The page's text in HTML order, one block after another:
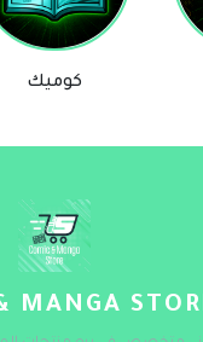
كوميك
MANGA